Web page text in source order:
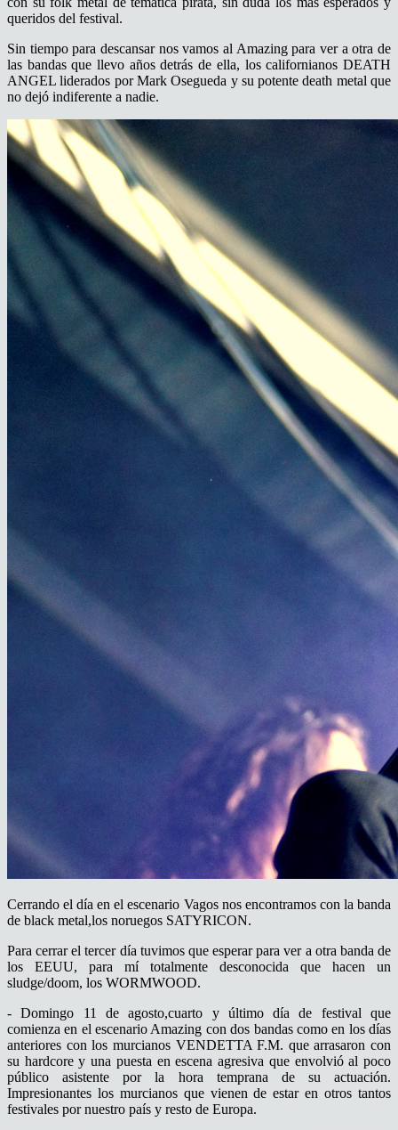
queridos del festival.
Sin tiempo para descansar nos vamos al Amazing para ver a otra de
las bandas que llevo años detrás de ella, los californianos DEATH
ANGEL liderados por Mark Osegueda y su potente death metal que
no dejó indiferente a nadie.
Cerrando el día en el escenario Vagos nos encontramos con la banda
de black metal,los noruegos SATYRICON.
Para cerrar el tercer día tuvimos que esperar para ver a otra banda de
los EEUU, para mí totalmente desconocida que hacen un
sludge/doom, los WORMWOOD.
- Domingo 11 de agosto,cuarto y último día de festival que
comienza en el escenario Amazing con dos bandas como en los días
anteriores con los murcianos VENDETTA F.M. que arrasaron con
su hardcore y una puesta en escena agresiva que envolvió al poco
público asistente por la hora temprana de su actuación.
Impresionantes los murcianos que vienen de estar en otros tantos
festivales por nuestro país y resto de Europa.